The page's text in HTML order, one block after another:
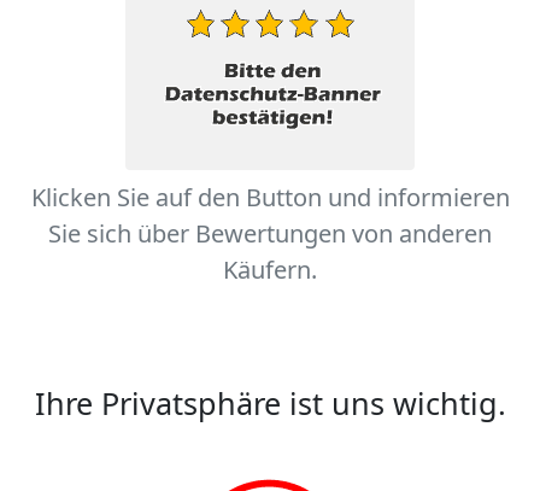
Klicken Sie auf den Button und informieren
Sie sich über Bewertungen von anderen
Käufern.
Ihre Privatsphäre ist uns wichtig.